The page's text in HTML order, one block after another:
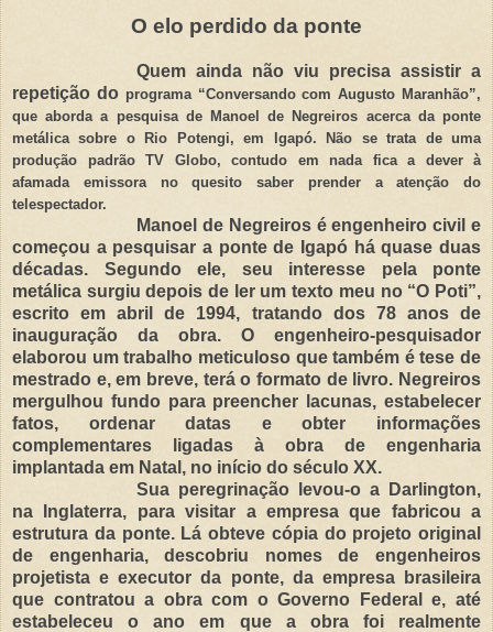
O elo perdido da ponte
Quem ainda não viu precisa assistir a
repetição do programa “Conversando com Augusto Maranhão”,
que aborda a pesquisa de Manoel de Negreiros acerca da ponte
metálica sobre o Rio Potengi, em Igapó. Não se trata de uma
produção padrão TV Globo, contudo em nada fica a dever à
afamada emissora no quesito saber prender a atenção do
telespectador.
Manoel de Negreiros é engenheiro civil e
começou a pesquisar a ponte de Igapó há quase duas
décadas. Segundo ele, seu interesse pela ponte
metálica surgiu depois de ler um texto meu no “O Poti”,
escrito em abril de 1994, tratando dos 78 anos de
inauguração da obra. O engenheiro-pesquisador
elaborou um trabalho meticuloso que também é tese de
mestrado e, em breve, terá o formato de livro. Negreiros
mergulhou fundo para preencher lacunas, estabelecer
fatos, ordenar datas e obter informações
complementares ligadas à obra de engenharia
implantada em Natal, no início do século XX.
Sua peregrinação levou-o a Darlington,
na Inglaterra, para visitar a empresa que fabricou a
estrutura da ponte. Lá obteve cópia do projeto original
de engenharia, descobriu nomes de engenheiros
projetista e executor da ponte, da empresa brasileira
que contratou a obra com o Governo Federal e, até
estabeleceu o ano em que a obra foi realmente